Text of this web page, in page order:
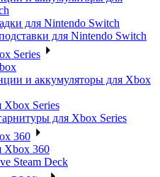
для Nintendo Switch
для Nintendo Switch
Series
и аккумуляторы для Xbox
Xbox Series
для Xbox Series
360
Xbox 360
Steam Deck